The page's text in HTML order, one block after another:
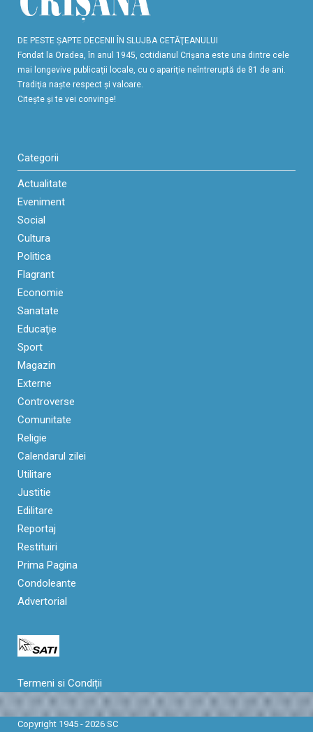
DE PESTE ŞAPTE DECENII ÎN SLUJBA CETĂŢEANULUI
Fondat la Oradea, în anul 1945, cotidianul Crişana este una dintre cele
mai longevive publicaţii locale, cu o apariţie neîntreruptă de 81 de ani.
Tradiţia naşte respect şi valoare.
Citeşte şi te vei convinge!
Categorii
Actualitate
Eveniment
Social
Cultura
Politica
Flagrant
Economie
Sanatate
Educaţie
Sport
Magazin
Externe
Controverse
Comunitate
Religie
Calendarul zilei
Utilitare
Justitie
Edilitare
Reportaj
Restituiri
Prima Pagina
Condoleante
Advertorial
Termeni si Condiții
Copyright 1945 - 2026 SC